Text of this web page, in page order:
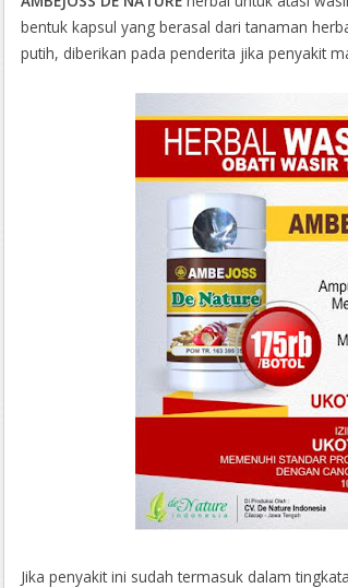
bentuk kapsul yang berasal dari tanaman
putih, diberikan pada penderita jika penyakit
Jika penyakit ini sudah termasuk dalam